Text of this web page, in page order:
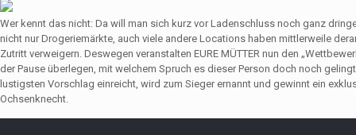
Wer kennt das nicht: Da will man sich kurz vor Ladenschluss noch ganz
nicht nur Drogeriemärkte, auch viele andere Locations haben mittlerweile
Zutritt verweigern. Deswegen veranstalten EURE MÜTTER nun den
der Pause überlegen, mit welchem Spruch es dieser Person doch noch
lustigsten Vorschlag einreicht, wird zum Sieger ernannt und gewinnt ein
Ochsenknecht.